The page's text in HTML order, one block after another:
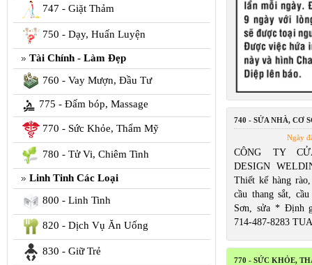
747 - Giặt Thảm
750 - Dạy, Huấn Luyện
Tài Chính - Làm Đẹp
760 - Vay Mượn, Đầu Tư
775 - Đấm bóp, Massage
770 - Sức Khỏe, Thẩm Mỹ
780 - Tử Vi, Chiêm Tinh
Linh Tinh Các Loại
800 - Linh Tinh
820 - Dịch Vụ Ăn Uống
830 - Giữ Trẻ
740 - SỬA NHÀ, CƠ
Ngày
CÔNG TY
DESIGN
Thiết kế hàng
cầu thang sắt,
Sơn, sửa * Định
714-487-8283
770 - SỨC KHỎE,